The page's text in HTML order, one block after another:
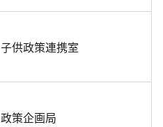
子供政策連携室
政策企画局